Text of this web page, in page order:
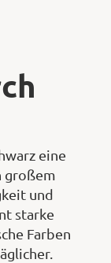
eine
großem
und
starke
Farben